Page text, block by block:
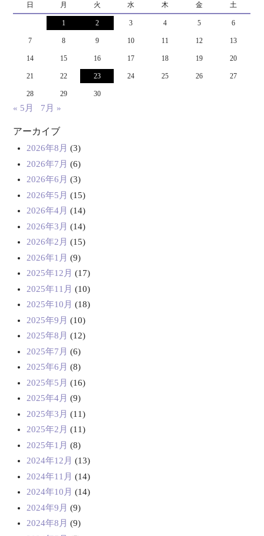
日 月 火 水 木 金 土
1 2 3 4 5 6
7 8 9 10 11 12 13
14 15 16 17 18 19 20
21 22 23 24 25 26 27
28 29 30
« 5月 7月 »
アーカイブ
2026年8月 (3)
2026年7月 (6)
2026年6月 (3)
2026年5月 (15)
2026年4月 (14)
2026年3月 (14)
2026年2月 (15)
2026年1月 (9)
2025年12月 (17)
2025年11月 (10)
2025年10月 (18)
2025年9月 (10)
2025年8月 (12)
2025年7月 (6)
2025年6月 (8)
2025年5月 (16)
2025年4月 (9)
2025年3月 (11)
2025年2月 (11)
2025年1月 (8)
2024年12月 (13)
2024年11月 (14)
2024年10月 (14)
2024年9月 (9)
2024年8月 (9)